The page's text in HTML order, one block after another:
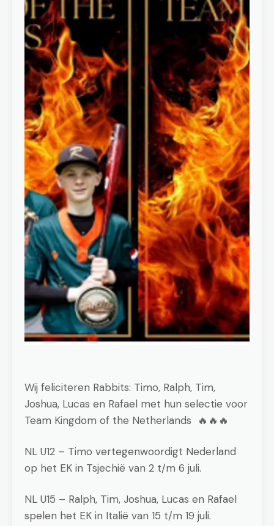
Wij feliciteren Rabbits: Timo, Ralph, Tim,
Joshua, Lucas en Rafael met hun selectie voor
Team Kingdom of the Netherlands 🔥🔥🔥
NL U12 – Timo vertegenwoordigt Nederland
op het EK in Tsjechië van 2 t/m 6 juli.
NL U15 – Ralph, Tim, Joshua, Lucas en Rafael
spelen het EK in Italië van 15 t/m 19 juli.